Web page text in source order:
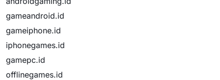
gameandroid.id
gameiphone.id
iphonegames.id
gamepc.id
offlinegames.id